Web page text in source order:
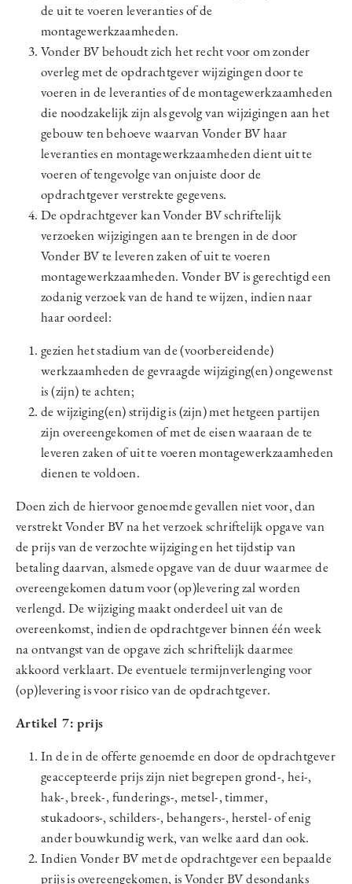
de uit te voeren leveranties of de
montagewerkzaamheden.
Vonder BV behoudt zich het recht voor om zonder
overleg met de opdrachtgever wijzigingen door te
voeren in de leveranties of de montagewerkzaamheden
die noodzakelijk zijn als gevolg van wijzigingen aan het
gebouw ten behoeve waarvan Vonder BV haar
leveranties en montagewerkzaamheden dient uit te
voeren of tengevolge van onjuiste door de
opdrachtgever verstrekte gegevens.
De opdrachtgever kan Vonder BV schriftelijk
verzoeken wijzigingen aan te brengen in de door
Vonder BV te leveren zaken of uit te voeren
montagewerkzaamheden. Vonder BV is gerechtigd een
zodanig verzoek van de hand te wijzen, indien naar
haar oordeel:
gezien het stadium van de (voorbereidende)
werkzaamheden de gevraagde wijziging(en) ongewenst
is (zijn) te achten;
de wijziging(en) strijdig is (zijn) met hetgeen partijen
zijn overeengekomen of met de eisen waaraan de te
leveren zaken of uit te voeren montagewerkzaamheden
dienen te voldoen.
Doen zich de hiervoor genoemde gevallen niet voor, dan
verstrekt Vonder BV na het verzoek schriftelijk opgave van
de prijs van de verzochte wijziging en het tijdstip van
betaling daarvan, alsmede opgave van de duur waarmee de
overeengekomen datum voor (op)levering zal worden
verlengd. De wijziging maakt onderdeel uit van de
overeenkomst, indien de opdrachtgever binnen één week
na ontvangst van de opgave zich schriftelijk daarmee
akkoord verklaart. De eventuele termijnverlenging voor
(op)levering is voor risico van de opdrachtgever.
Artikel 7: prijs
In de in de offerte genoemde en door de opdrachtgever
geaccepteerde prijs zijn niet begrepen grond-, hei-,
hak-, breek-, funderings-, metsel-, timmer,
stukadoors-, schilders-, behangers-, herstel- of enig
ander bouwkundig werk, van welke aard dan ook.
Indien Vonder BV met de opdrachtgever een bepaalde
prijs is overeengekomen, is Vonder BV desondanks